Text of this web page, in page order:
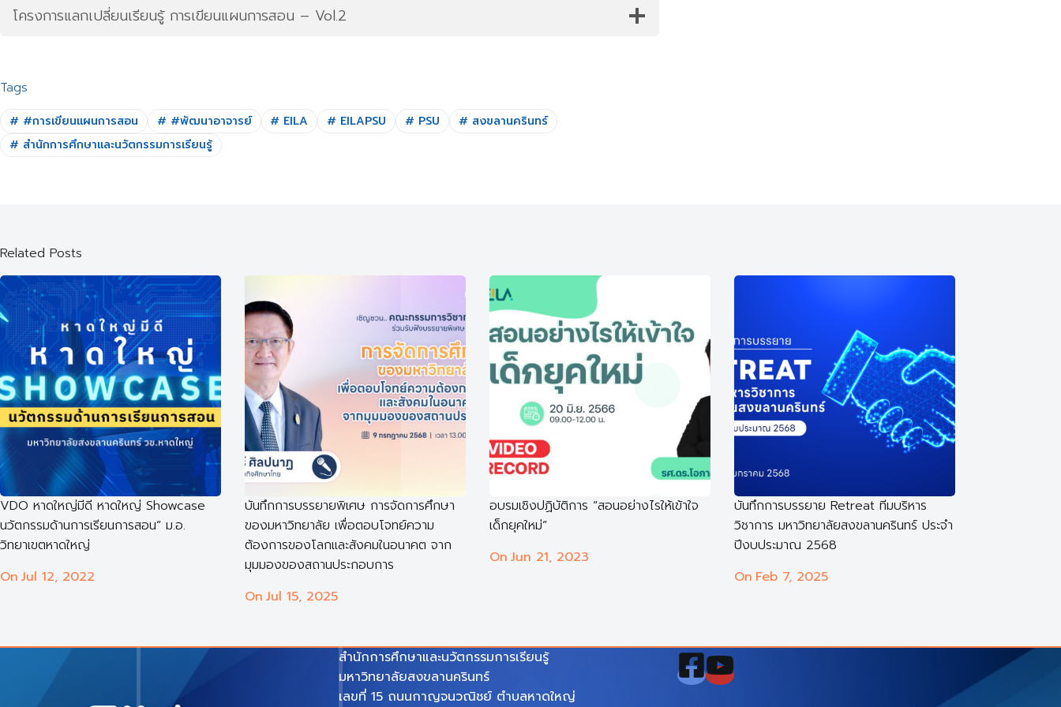
โครงการแลกเปลี่ยนเรียนรู้ การเขียนแผนการสอน – Vol.2
Tags
# #การเขียนแผนการสอน # #พัฒนาอาจารย์ # EILA # EILAPSU # PSU # สงขลานครินทร์
# สำนักการศึกษาและนวัตกรรมการเรียนรู้
Related Posts
VDO หาดใหญ่มีดี หาดใหญ่ Showcase
นวัตกรรมด้านการเรียนการสอน” ม.อ.
วิทยาเขตหาดใหญ่
On Jul 12, 2022
บันทึกการบรรยายพิเศษ การจัดการศึกษา
ของมหาวิทยาลัย เพื่อตอบโจทย์ความ
ต้องการของโลกและสังคมในอนาคต จาก
มุมมองของสถานประกอบการ
On Jul 15, 2025
อบรมเชิงปฏิบัติการ “สอนอย่างไรให้เข้าใจ
เด็กยุคใหม่”
On Jun 21, 2023
บันทึกการบรรยาย Retreat ทีมบริหาร
วิชาการ มหาวิทยาลัยสงขลานครินทร์ ประจำ
ปีงบประมาณ 2568
On Feb 7, 2025
สำนักการศึกษาและนวัตกรรมการเรียนรู้
มหาวิทยาลัยสงขลานครินทร์
เลขที่ 15 ถนนกาญจนวณิชย์ ตำบลหาดใหญ่